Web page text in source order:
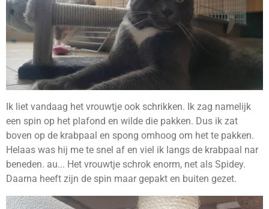
Ik liet vandaag het vrouwtje ook schrikken. Ik zag namelijk
een spin op het plafond en wilde die pakken. Dus ik zat
boven op de krabpaal en spong omhoog om het te pakken.
Helaas was hij me te snel af en viel ik langs de krabpaal nar
beneden. au... Het vrouwtje schrok enorm, net als Spidey.
Daarna heeft zijn de spin maar gepakt en buiten gezet.